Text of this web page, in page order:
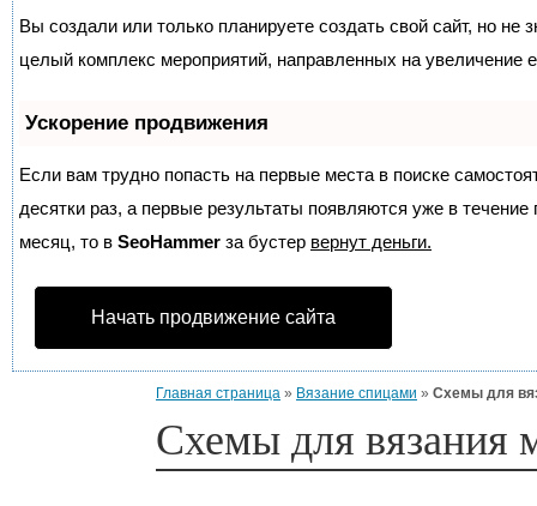
Вы создали или только планируете создать свой сайт, но не
целый комплекс мероприятий, направленных на увеличение
Ускорение продвижения
Если вам трудно попасть на первые места в поиске
десятки раз, а первые результаты появляются уже в
месяц, то в SeoHammer за бустер вернут деньги.
Начать продвижение сайта
Главная страница » Вязание спицами » Схемы для
Схемы для вязания